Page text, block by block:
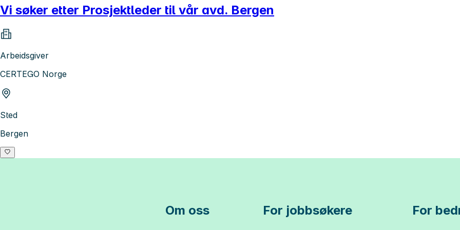
Vi søker etter Prosjektleder til vår avd. Bergen
Arbeidsgiver
CERTEGO Norge
Sted
Bergen
Om oss For jobbsøkere For